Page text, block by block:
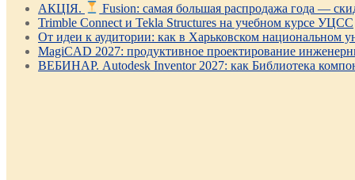
АКЦІЯ. Fusion: самая большая распродажа года —
Trimble Connect и Tekla Structures на учебном курсе УЦСС
От идеи к аудитории: как в Харьковском национальном
MagiCAD 2027: продуктивное проектирование
ВЕБИНАР. Autodesk Inventor 2027: как Библиотека